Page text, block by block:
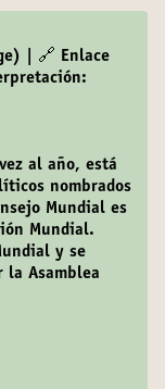
| 🔗 Enlace
al año, está
nombrados
Mundial es
Mundial.
y se
la Asamblea